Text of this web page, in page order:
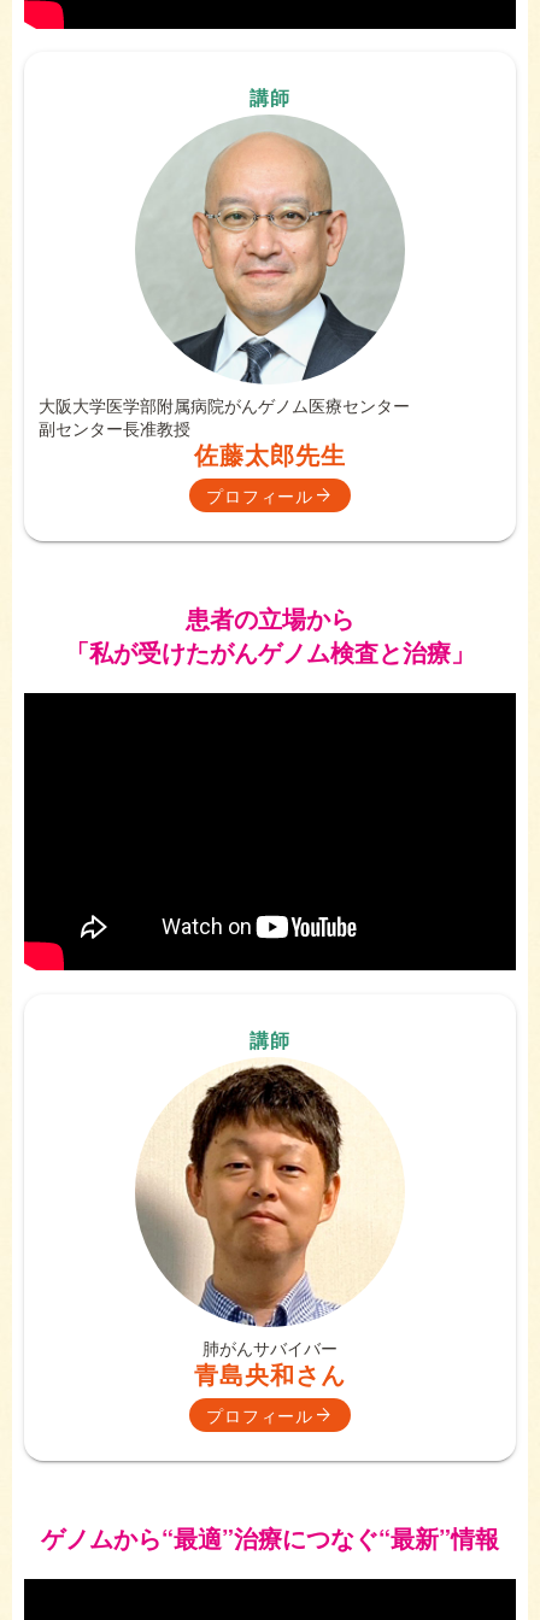
講師
大阪大学医学部附属病院がんゲノム医療センター
副センター長准教授
佐藤太郎先生
プロフィール
患者の立場から
「私が受けたがんゲノム検査と治療」
講師
肺がんサバイバー
青島央和さん
プロフィール
ゲノムから“最適”治療につなぐ“最新”情報